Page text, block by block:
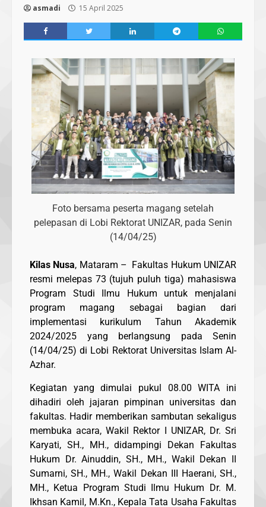
asmadi 15 April 2025
Foto bersama peserta magang setelah
pelepasan di Lobi Rektorat UNIZAR, pada Senin
(14/04/25)
Kilas Nusa, Mataram – Fakultas Hukum UNIZAR
resmi melepas 73 (tujuh puluh tiga) mahasiswa
Program Studi Ilmu Hukum untuk menjalani
program magang sebagai bagian dari
implementasi kurikulum Tahun Akademik
2024/2025 yang berlangsung pada Senin
(14/04/25) di Lobi Rektorat Universitas Islam Al-
Azhar.
Kegiatan yang dimulai pukul 08.00 WITA ini
dihadiri oleh jajaran pimpinan universitas dan
fakultas. Hadir memberikan sambutan sekaligus
membuka acara, Wakil Rektor I UNIZAR, Dr. Sri
Karyati, SH., MH., didampingi Dekan Fakultas
Hukum Dr. Ainuddin, SH., MH., Wakil Dekan II
Sumarni, SH., MH., Wakil Dekan III Haerani, SH.,
MH., Ketua Program Studi Ilmu Hukum Dr. M.
Ikhsan Kamil, M.Kn., Kepala Tata Usaha Fakultas